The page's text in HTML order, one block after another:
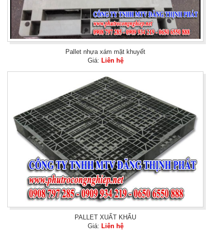
Pallet nhựa xám mặt khuyết
Giá: Liên hệ
Kích thước đa dạng, giá rẽ, chất lượng đảm bảo tải
trọng an toàn.
Phù hợp cho việc xuất khẩu hàng đi nước ngoài, đủ
tiêu chuẩn quốc tế,
Có thể tái xử dụng lại nhiều lần trong việc lưu thông và
vận chuyển hàng đi và đến trong và ngoài nước,...
KT: 1100 x 1100 x 120 mm, 1000 x 1200 x 120 mm,
1000 x 1000 x 120 mm, 1200 x 1100 x 120 mm,...
PALLET XUẤT KHẨU
Giá: Liên hệ